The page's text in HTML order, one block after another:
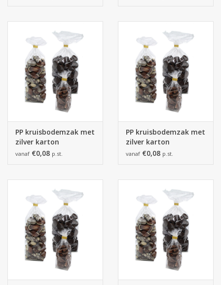
PP kruisbodemzak met
zilver karton
100x180mm
vanaf €0,08 p.st.
PP kruisbodemzak met
zilver karton
120x275mm
vanaf €0,08 p.st.